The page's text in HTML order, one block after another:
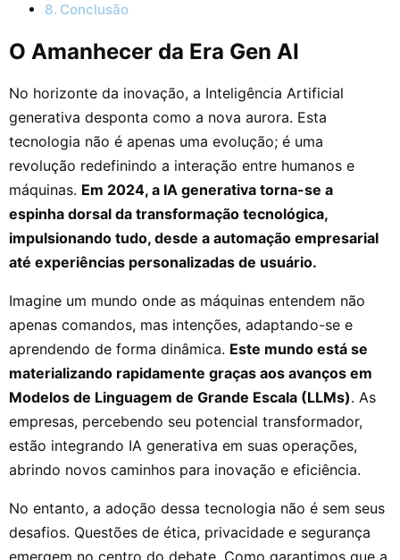
Conclusão
O Amanhecer da Era Gen AI
No horizonte da inovação, a Inteligência Artificial
generativa desponta como a nova aurora. Esta
tecnologia não é apenas uma evolução; é uma
revolução redefinindo a interação entre humanos e
máquinas. Em 2024, a IA generativa torna-se a
espinha dorsal da transformação tecnológica,
impulsionando tudo, desde a automação empresarial
até experiências personalizadas de usuário.
Imagine um mundo onde as máquinas entendem não
apenas comandos, mas intenções, adaptando-se e
aprendendo de forma dinâmica. Este mundo está se
materializando rapidamente graças aos avanços em
Modelos de Linguagem de Grande Escala (LLMs). As
empresas, percebendo seu potencial transformador,
estão integrando IA generativa em suas operações,
abrindo novos caminhos para inovação e eficiência.
No entanto, a adoção dessa tecnologia não é sem seus
desafios. Questões de ética, privacidade e segurança